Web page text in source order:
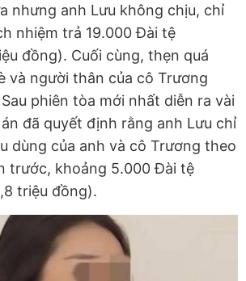
nhưng anh Lưu không chịu, chỉ
nhiệm trả 19.000 Đài tệ
đồng). Cuối cùng, thẹn quá
và người thân của cô Trương
phiên tòa mới nhất diễn ra vài
đã quyết định rằng anh Lưu chỉ
dùng của anh và cô Trương theo
trước, khoảng 5.000 Đài tệ
triệu đồng).